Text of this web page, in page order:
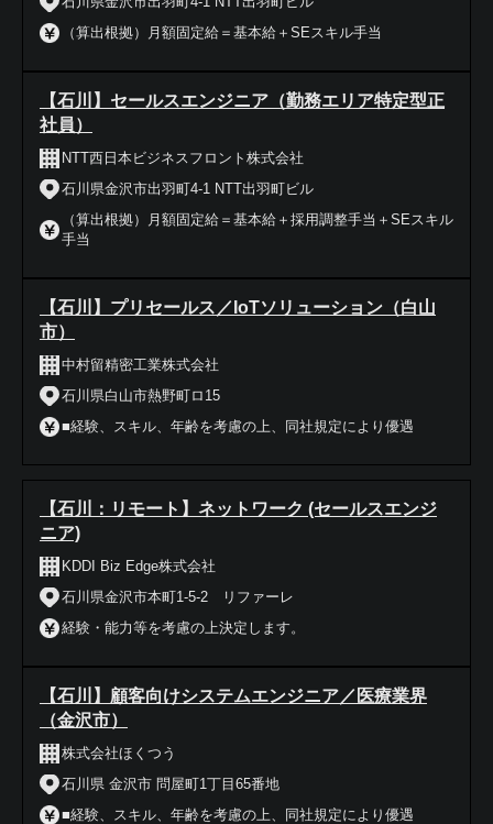
（算出根拠）月額固定給＝基本給＋SEスキル手当
【石川】セールスエンジニア（勤務エリア特定型正
社員）
NTT西日本ビジネスフロント株式会社
石川県金沢市出羽町4-1 NTT出羽町ビル
（算出根拠）月額固定給＝基本給＋採用調整手当＋SEスキル
手当
【石川】プリセールス／IoTソリューション（白山
市）
中村留精密工業株式会社
石川県白山市熱野町ロ15
■経験、スキル、年齢を考慮の上、同社規定により優遇
【石川：リモート】ネットワーク (セールスエンジ
ニア)
KDDI Biz Edge株式会社
石川県金沢市本町1-5-2 リファーレ
経験・能力等を考慮の上決定します。
【石川】顧客向けシステムエンジニア／医療業界
（金沢市）
株式会社ほくつう
石川県 金沢市 問屋町1丁目65番地
■経験、スキル、年齢を考慮の上、同社規定により優遇